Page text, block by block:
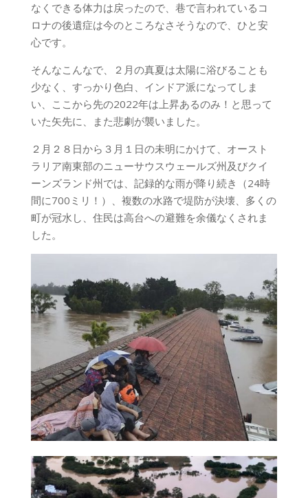
なくできる体力は戻ったので、巷で言われているコ
ロナの後遺症は今のところなさそうなので、ひと安
心です。
そんなこんなで、２月の真夏は太陽に浴びることも
少なく、すっかり色白、インドア派になってしま
い、ここから先の2022年は上昇あるのみ！と思って
いた矢先に、また悲劇が襲いました。
２月２８日から３月１日の未明にかけて、オースト
ラリア南東部のニューサウスウェールズ州及びクイ
ーンズランド州では、記録的な雨が降り続き（24時
間に700ミリ！）、複数の水路で堤防が決壊、多くの
町が冠水し、住民は高台への避難を余儀なくされま
した。